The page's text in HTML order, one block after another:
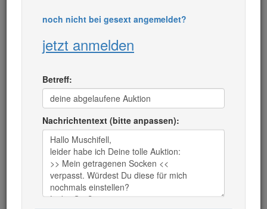
noch nicht bei gesext angemeldet?
jetzt anmelden
Betreff:
Nachrichtentext (bitte anpassen):